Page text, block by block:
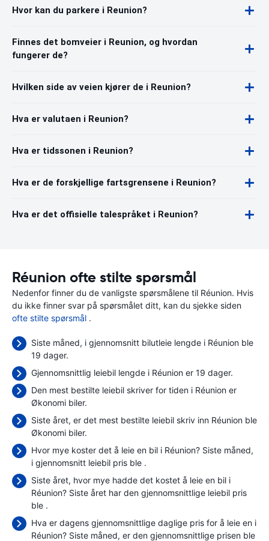
Hvor kan du parkere i Reunion?
Finnes det bomveier i Reunion, og hvordan
fungerer de?
Hvilken side av veien kjører de i Reunion?
Hva er valutaen i Reunion?
Hva er tidssonen i Reunion?
Hva er de forskjellige fartsgrensene i Reunion?
Hva er det offisielle talespråket i Reunion?
Réunion ofte stilte spørsmål
Nedenfor finner du de vanligste spørsmålene til Réunion. Hvis
du ikke finner svar på spørsmålet ditt, kan du sjekke siden
ofte stilte spørsmål .
Siste måned, i gjennomsnitt bilutleie lengde i Réunion ble
19 dager.
Gjennomsnittlig leiebil lengde i Réunion er 19 dager.
Den mest bestilte leiebil skriver for tiden i Réunion er
Økonomi biler.
Siste året, er det mest bestilte leiebil skriv inn Réunion ble
Økonomi biler.
Hvor mye koster det å leie en bil i Réunion? Siste måned,
i gjennomsnitt leiebil pris ble .
Siste året, hvor mye hadde det kostet å leie en bil i
Réunion? Siste året har den gjennomsnittlige leiebil pris
ble .
Hva er dagens gjennomsnittlige daglige pris for å leie en i
Réunion? Siste måned, er den gjennomsnittlige prisen ble